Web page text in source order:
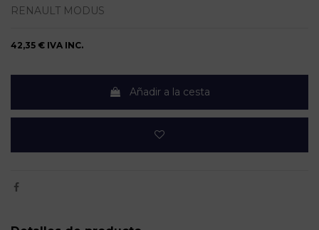
RENAULT MODUS
42,35 € IVA INC.
Añadir a la cesta